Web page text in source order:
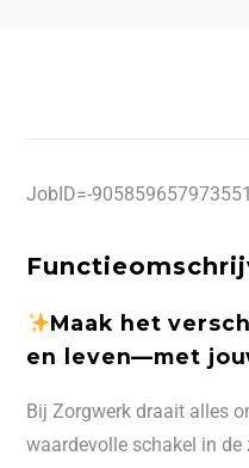
JobID=-
Maak het
en leven—met
Bij Zorgwerk draait alles
waardevolle schakel in de